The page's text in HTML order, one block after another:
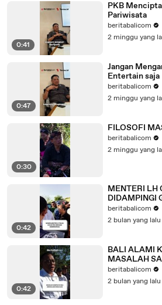
0:41
PKB
Pariwisata
beritabalicom
2 minggu yang
0:47
Jangan
Entertain saja
beritabalicom
2 minggu yang
0:30
FILOSOFI
beritabalicom
2 minggu yang
0:42
MENTERI LH
DIDAMPINGI
WALIKOTA
beritabalicom
2 bulan yang lalu
0:42
BALI ALAMI
MASALAH
beritabalicom
2 bulan yang lalu